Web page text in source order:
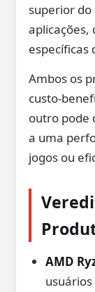
superior do
aplicações,
específicas
Ambos os
custo-
outro pode
a uma
jogos ou
AMD